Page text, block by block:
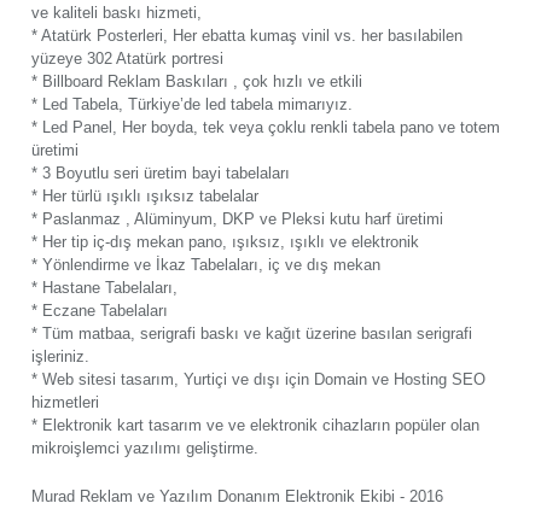
ve kaliteli baskı hizmeti,
* Atatürk Posterleri, Her ebatta kumaş vinil vs. her basılabilen
yüzeye 302 Atatürk portresi
* Billboard Reklam Baskıları , çok hızlı ve etkili
* Led Tabela, Türkiye’de led tabela mimarıyız.
* Led Panel, Her boyda, tek veya çoklu renkli tabela pano ve totem
üretimi
* 3 Boyutlu seri üretim bayi tabelaları
* Her türlü ışıklı ışıksız tabelalar
* Paslanmaz , Alüminyum, DKP ve Pleksi kutu harf üretimi
* Her tip iç-dış mekan pano, ışıksız, ışıklı ve elektronik
* Yönlendirme ve İkaz Tabelaları, iç ve dış mekan
* Hastane Tabelaları,
* Eczane Tabelaları
* Tüm matbaa, serigrafi baskı ve kağıt üzerine basılan serigrafi
işleriniz.
* Web sitesi tasarım, Yurtiçi ve dışı için Domain ve Hosting SEO
hizmetleri
* Elektronik kart tasarım ve ve elektronik cihazların popüler olan
mikroişlemci yazılımı geliştirme.
Murad Reklam ve Yazılım Donanım Elektronik Ekibi - 2016